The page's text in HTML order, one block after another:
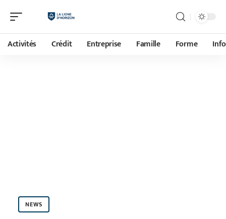
Activités Crédit Entreprise Famille Forme
NEWS